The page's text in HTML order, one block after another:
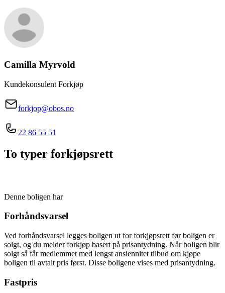
Camilla Myrvold
Kundekonsulent Forkjøp
forkjop@obos.no
22 86 55 51
To typer forkjøpsrett
Denne boligen har
Forhåndsvarsel
Ved forhåndsvarsel legges boligen ut for forkjøpsrett før boligen er
solgt, og du melder forkjøp basert på prisantydning. Når boligen blir
solgt så får medlemmet med lengst ansiennitet tilbud om kjøpe
boligen til avtalt pris først. Disse boligene vises med prisantydning.
Fastpris